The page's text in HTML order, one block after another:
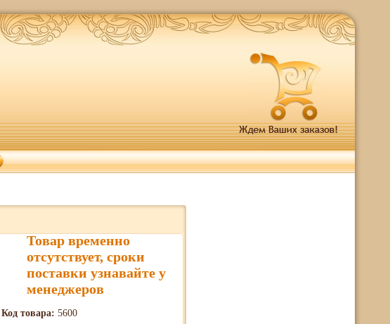
Товар временно
отсутствует, сроки
поставки узнавайте у
менеджеров
Код товара: 5600